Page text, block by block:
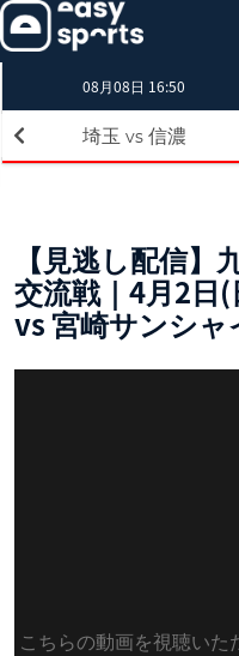
08月08日 16:50
埼玉 vs 信濃
【見逃し配信
交流戦｜4月2日
vs 宮崎サンシャ
こちらの動画を視聴い